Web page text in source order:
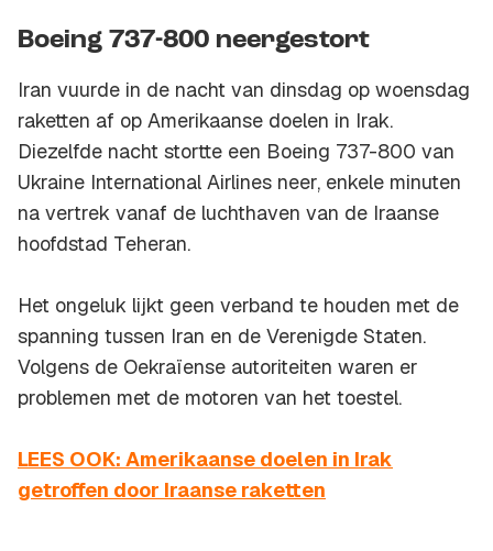
Boeing 737-800 neergestort
Iran vuurde in de nacht van dinsdag op woensdag
raketten af op Amerikaanse doelen in Irak.
Diezelfde nacht stortte een Boeing 737-800 van
Ukraine International Airlines neer, enkele minuten
na vertrek vanaf de luchthaven van de Iraanse
hoofdstad Teheran.
Het ongeluk lijkt geen verband te houden met de
spanning tussen Iran en de Verenigde Staten.
Volgens de Oekraïense autoriteiten waren er
problemen met de motoren van het toestel.
LEES OOK: Amerikaanse doelen in Irak
getroffen door Iraanse raketten